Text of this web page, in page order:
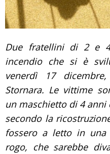
Due fratellini di 2 e
incendio che si è
venerdì 17
Stornara. Le vittime
un maschietto di 4
secondo la
fossero a letto in una
rogo, che sarebbe